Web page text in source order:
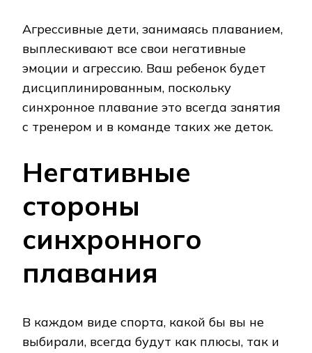
Агрессивные дети, занимаясь плаванием,
выплескивают все свои негативные
эмоции и агрессию. Ваш ребенок будет
дисциплинированным, поскольку
синхронное плавание это всегда занятия
с тренером и в команде таких же деток.
Негативные
стороны
синхронного
плавания
В каждом виде спорта, какой бы вы не
выбирали, всегда будут как плюсы, так и